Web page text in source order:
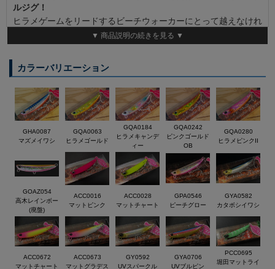
ルジグ！
ヒラメゲームをリードするビーチウォーカーにとって越えなけれ
距離、水深、潮流、ビーチウォーカーの攻略レンジを飛躍させる
第４の刺客「ビーチウォーカーフリッパー」シリーズ初となるメ
タルジグの誕生です。
●独自ラインアイ設定が生み出す釣れダナキープのスイミングア
クション。
底離れが良く、明確な使用感でゆっくり引けるから良く釣れる。
●ボディ後方にボリュームを持たせたボディ設計によりクラスト
ップレベルの飛距離と、素早い底取を実現。
すなわちヒラメとの接触回数が増える。
●バラさないための安心2フック設定。
◆Size：70mm
◆Weight：32g
◆フック：フロント#7/リア#6
▼ 商品説明の続きを見る ▼
カラーバリエーション
GHA0087
マズメイワシ
GQA0063
ヒラメゴールド
GQA0184
ヒラメキャンデ
ィー
GQA0242
ピンクゴールド
OB
GQA0280
ヒラメピンクII
GOAZ054
高木レインボー
(廃盤)
ACC0016
マットピンク
ACC0028
マットチャート
GPA0546
ピーチグロー
GYA0582
カタボシイワシ
ACC0672
マットチャート
ACC0673
マットグラデス
GY0592
UVスパークル
GYA0706
UVブルピン
PCC0695
堀田マットライ